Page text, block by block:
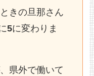
きの旦那さん
5に変わりま
県外で働いて